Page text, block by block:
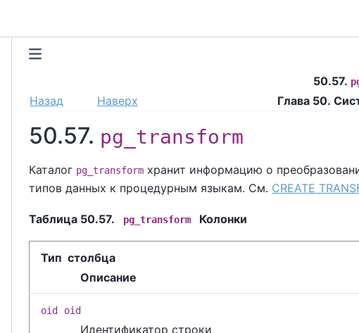
50.57.
Назад Наверх Глава 50.
50.57. pg_transform
Каталог pg_transform хранит информацию о
типов данных к процедурным языкам. См. CREATE
Таблица 50.57. pg_transform Колонки
Тип столбца
Описание
oid oid
Идентификатор строки